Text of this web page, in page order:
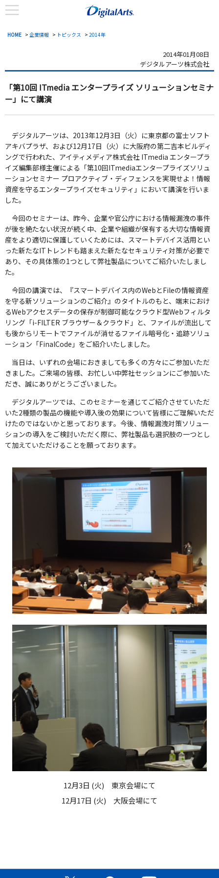
HOME > 企業情報 > トピックス > 2014年
2014年01月08日
デジタルアーツ株式会社
「第10回 ITmedia エンタープライズ ソリューションセミナ
ー」にて講演
デジタルアーツは、2013年12月3日（火）に東京都の富士ソフト
アキバプラザ、および12月17日（火）に大阪府の第二吉本ビルディ
ングで行われた、アイティメディア株式会社 ITmedia エンタープラ
イズ編集部様主催による「第10回ITmediaエンタープライズソリュ
ーションセミナー プロアクティブ・ディフェンスを実現せよ！情報
資産を守るエンタープライズセキュリティ」において講演を行いま
した。
今回のセミナーは、昨今、企業や官公庁における情報漏洩の事件
が後を絶たない状況が続く中、企業や組織が保有する大切な情報資
産をより適切に保護していくためには、スマートデバイス活用とい
った新たなITトレンドも踏まえた新たなセキュリティ対策が必要で
あり、その具体策の1つとして弊社製品についてご紹介いたしまし
た。
今回の講演では、『スマートデバイス内のWebとFileの情報資産
を守る新ソリューションのご紹介』のタイトルのもと、端末におけ
るWebアクセスデータの保存が制御可能なクラウド型Webフィルタ
リング「i-FILTER ブラウザー＆クラウド」と、ファイルが流出して
も後からリモートでファイルが消せるファイル暗号化・追跡ソリュ
ーション「FinalCode」をご紹介いたしました。
当日は、いずれの会場におきましても多くの方々にご参加いただ
きました。ご来場の皆様、お忙しい中弊社セッションにご参加いた
だき、誠にありがとうございました。
デジタルアーツでは、このセミナーを通じてご紹介させていただ
いた2種類の製品の機能や導入後の効果について皆様にご理解いただ
けたのではないかと思っております。今後、情報漏洩対策ソリュー
ションの導入をご検討いただく際に、弊社製品も選択肢の一つとし
て加えていただけることを願っております。
12月3日 (火) 東京会場にて
12月17日 (火) 大阪会場にて